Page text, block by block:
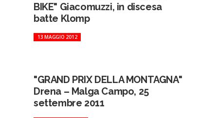
BIKE" Giacomuzzi, in discesa
batte Klomp
13 MAGGIO 2012
"GRAND PRIX DELLA MONTAGNA"
Drena – Malga Campo, 25
settembre 2011